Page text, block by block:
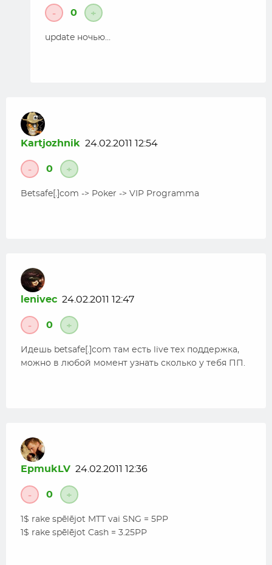
- 0 +
update ночью…
Kartjozhnik 24.02.2011 12:54
- 0 +
Betsafe[.]com -> Poker -> VIP Programma
lenivec 24.02.2011 12:47
- 0 +
Идешь betsafe[.]com там есть live тех поддержка,
можно в любой момент узнать сколько у тебя ПП.
EpmukLV 24.02.2011 12:36
- 0 +
1$ rake spēlējot MTT vai SNG = 5PP
1$ rake spēlējot Cash = 3.25PP